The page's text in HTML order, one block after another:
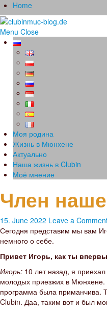
Home
Menu Close
Моя родина
Жизнь в Мюнхене
Актуально
Наша жизнь в Clubin
Моё мнение
Член
15. June 2022 Leave a
Сегодня представим мы вам
немного о себе.
Привет Игорь, как ты
Игорь: 10 лет назад, я
молодых приезжих в Мюнхене.
программа была приманчива.
Clubin. Даа, таким вот и был